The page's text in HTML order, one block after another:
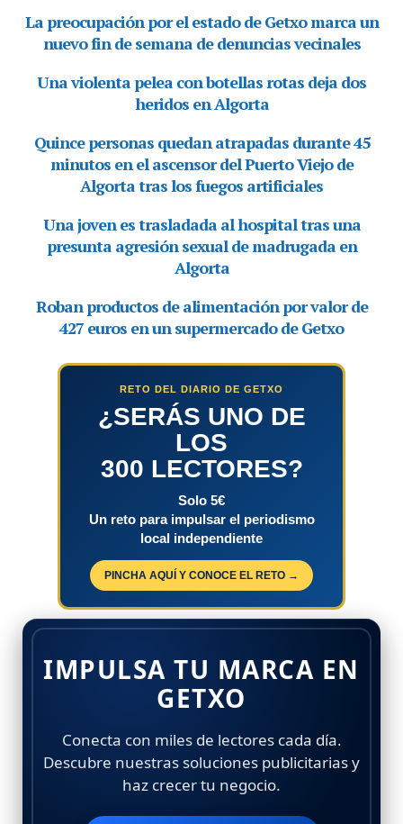
RETO DEL DIARIO DE GETXO
¿SERÁS UNO DE
LOS
300 LECTORES?
Solo 5€
Un reto para impulsar el periodismo
local independiente
PINCHA AQUÍ Y CONOCE EL RETO →
IMPULSA TU MARCA EN
GETXO
Conecta con miles de lectores cada día.
Descubre nuestras soluciones publicitarias y
haz crecer tu negocio.